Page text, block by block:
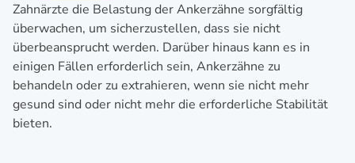
Zahnärzte die Belastung der Ankerzähne sorgfältig
überwachen, um sicherzustellen, dass sie nicht
überbeansprucht werden. Darüber hinaus kann es in
einigen Fällen erforderlich sein, Ankerzähne zu
behandeln oder zu extrahieren, wenn sie nicht mehr
gesund sind oder nicht mehr die erforderliche Stabilität
bieten.